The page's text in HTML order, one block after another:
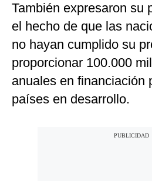
También expresaron su
el hecho de que las
no hayan cumplido su
proporcionar 100.000
anuales en financiación
países en desarrollo.